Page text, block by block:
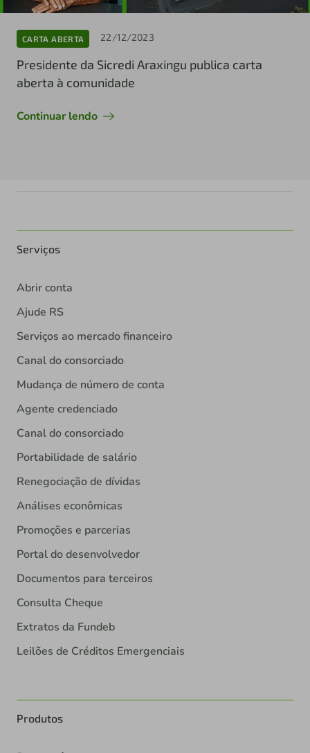
CARTA ABERTA 22/12/2023
Presidente da Sicredi Araxingu publica carta
aberta à comunidade
Continuar lendo
Serviços
Abrir conta
Ajude RS
Serviços ao mercado financeiro
Canal do consorciado
Mudança de número de conta
Agente credenciado
Canal do consorciado
Portabilidade de salário
Renegociação de dívidas
Análises econômicas
Promoções e parcerias
Portal do desenvolvedor
Documentos para terceiros
Consulta Cheque
Extratos da Fundeb
Leilões de Créditos Emergenciais
Produtos